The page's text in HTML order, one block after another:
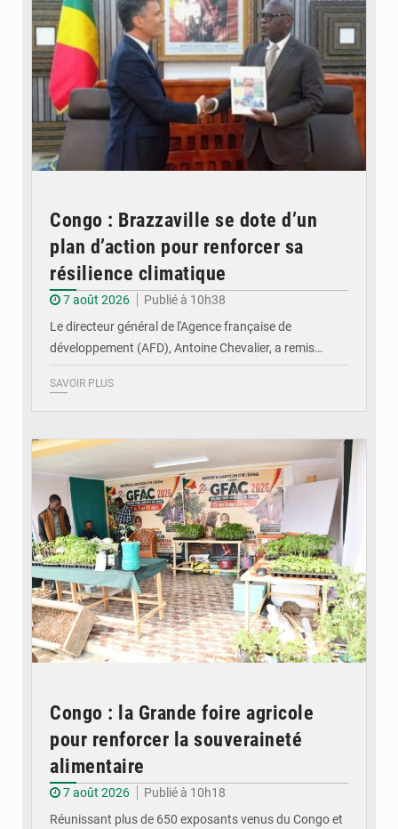
Congo : Brazzaville se dote d’un
plan d’action pour renforcer sa
résilience climatique
7 août 2026
Publié à 10h38
Le directeur général de l'Agence française de
développement (AFD), Antoine Chevalier, a remis…
SAVOIR PLUS
Congo : la Grande foire agricole
pour renforcer la souveraineté
alimentaire
7 août 2026
Publié à 10h18
Réunissant plus de 650 exposants venus du Congo et